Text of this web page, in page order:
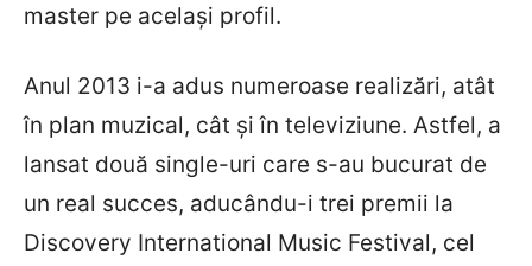
master pe același profil.
Anul 2013 i-a adus numeroase realizări, atât
în plan muzical, cât şi în televiziune. Astfel, a
lansat două single-uri care s-au bucurat de
un real succes, aducându-i trei premii la
Discovery International Music Festival, cel